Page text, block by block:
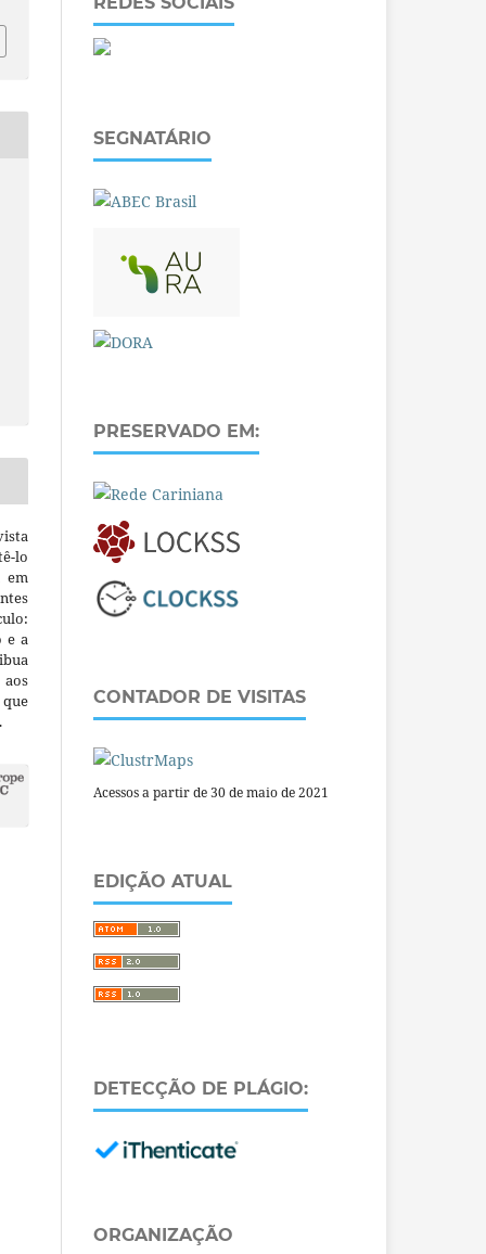
lo
em
e a
SEGNATÁRIO
PRESERVADO EM:
CONTADOR DE VISITAS
Acessos a partir de 30 de maio de 2021
EDIÇÃO ATUAL
DETECÇÃO DE PLÁGIO:
ORGANIZAÇÃO